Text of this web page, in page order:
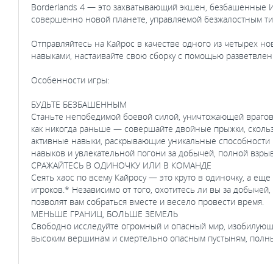
Borderlands 4 — это захватывающий экшен, безбашенные
совершенно новой планете, управляемой безжалостным
Отправляйтесь на Кайрос в качестве одного из четырех
навыками, настаивайте свою сборку с помощью
Особенности игры:
БУДЬТЕ БЕЗБАШЕННЫМ
Станьте непобедимой боевой силой, уничтожающей
как никогда раньше — совершайте двойные прыжки,
активные навыки, раскрывающие уникальные
навыков и увлекательной погони за добычей, полной
СРАЖАЙТЕСЬ В ОДИНОЧКУ ИЛИ В КОМАНДЕ
Сеять хаос по всему Кайросу — это круто в одиночку, а
игроков.* Независимо от того, охотитесь ли вы за
позволят вам собраться вместе и весело провести время.
МЕНЬШЕ ГРАНИЦ, БОЛЬШЕ ЗЕМЕЛЬ
Свободно исследуйте огромный и опасный мир,
высоким вершинам и смертельно опасным пустыням,